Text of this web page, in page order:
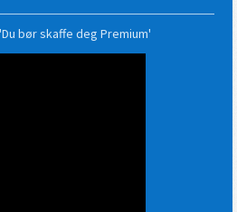
bør skaffe deg Premium'